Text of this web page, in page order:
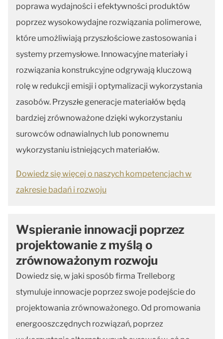
poprawa wydajności i efektywności produktów
poprzez wysokowydajne rozwiązania polimerowe,
które umożliwiają przyszłościowe zastosowania i
systemy przemysłowe. Innowacyjne materiały i
rozwiązania konstrukcyjne odgrywają kluczową
rolę w redukcji emisji i optymalizacji wykorzystania
zasobów. Przyszłe generacje materiałów będą
bardziej zrównoważone dzięki wykorzystaniu
surowców odnawialnych lub ponownemu
wykorzystaniu istniejących materiałów.
Dowiedz się więcej o naszych kompetencjach w
zakresie badań i rozwoju
Wspieranie innowacji poprzez
projektowanie z myślą o
zrównoważonym rozwoju
Dowiedz się, w jaki sposób firma Trelleborg
stymuluje innowacje poprzez swoje podejście do
projektowania zrównoważonego. Od promowania
energooszczędnych rozwiązań, poprzez